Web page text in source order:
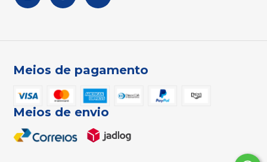
Meios de pagamento
Meios de envio